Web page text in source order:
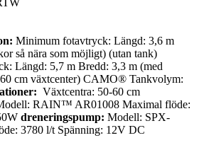
Minimum fotavtryck: Längd: 3,6 m
så nära som möjligt) (utan tank)
Längd: 5,7 m Bredd: 3,3 m (med
cm växtcenter) CAMO® Tankvolym:
Växtcentra: 50-60 cm
RAIN™ AR01008 Maximal flöde:
dreneringspump: Modell: SPX-
3780 l/t Spänning: 12V DC